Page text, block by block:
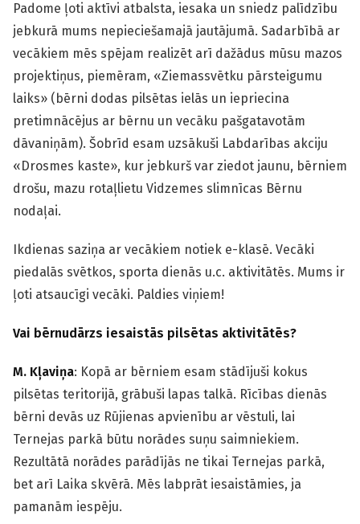
Padome ļoti aktīvi atbalsta, iesaka un sniedz palīdzību
jebkurā mums nepieciešamajā jautājumā. Sadarbībā ar
vecākiem mēs spējam realizēt arī dažādus mūsu mazos
projektiņus, piemēram, «Ziemassvētku pārsteigumu
laiks» (bērni dodas pilsētas ielās un iepriecina
pretimnācējus ar bērnu un vecāku pašgatavotām
dāvaniņām). Šobrīd esam uzsākuši Labdarības akciju
«Drosmes kaste», kur jebkurš var ziedot jaunu, bērniem
drošu, mazu rotaļlietu Vidzemes slimnīcas Bērnu
nodaļai.
Ikdienas saziņa ar vecākiem notiek e-klasē. Vecāki
piedalās svētkos, sporta dienās u.c. aktivitātēs. Mums ir
ļoti atsaucīgi vecāki. Paldies viņiem!
Vai bērnudārzs iesaistās pilsētas aktivitātēs?
M. Kļaviņa: Kopā ar bērniem esam stādījuši kokus
pilsētas teritorijā, grābuši lapas talkā. Rīcības dienās
bērni devās uz Rūjienas apvienību ar vēstuli, lai
Ternejas parkā būtu norādes suņu saimniekiem.
Rezultātā norādes parādījās ne tikai Ternejas parkā,
bet arī Laika skvērā. Mēs labprāt iesaistāmies, ja
pamanām iespēju.